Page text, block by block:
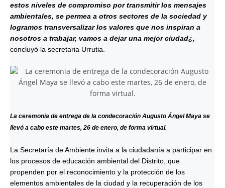
estos niveles de compromiso por transmitir los mensajes
ambientales, se permea a otros sectores de la sociedad y
logramos transversalizar los valores que nos inspiran a
nosotros a trabajar, vamos a dejar una mejor ciudad¿,
concluyó la secretaria Urrutia.
La ceremonia de entrega de la condecoración Augusto Ángel Maya se
llevó a cabo este martes, 26 de enero, de forma virtual.
La Secretaría de Ambiente invita a la ciudadanía a participar en
los procesos de educación ambiental del Distrito, que
propenden por el reconocimiento y la protección de los
elementos ambientales de la ciudad y la recuperación de los